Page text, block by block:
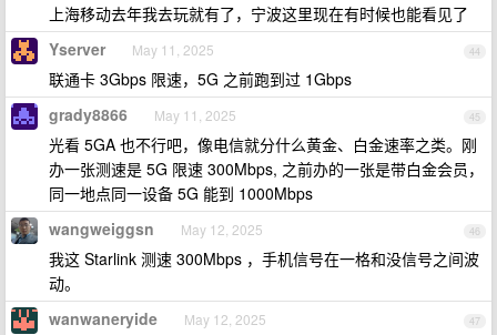
上海移动去年我去玩就有了，宁波这里现在有时候也能看见了
44
Yserver May 11, 2025
联通卡 3Gbps 限速，5G 之前跑到过 1Gbps
45
grady8866 May 11, 2025
光看 5GA 也不行吧，像电信就分什么黄金、白金速率之类。刚
办一张测速是 5G 限速 300Mbps, 之前办的一张是带白金会员，
同一地点同一设备 5G 能到 1000Mbps
46
wangweiggsn May 12, 2025
我这 Starlink 测速 300Mbps ，手机信号在一格和没信号之间波
动。
47
wanwaneryide May 12, 2025